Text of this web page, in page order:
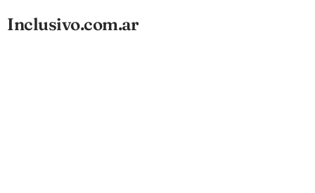
Inclusivo.com.ar